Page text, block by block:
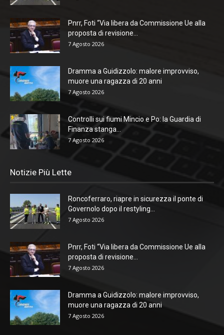
Pnrr, Foti “Via libera da Commissione Ue alla
proposta di revisione...
7 Agosto 2026
Dramma a Guidizzolo: malore improvviso,
muore una ragazza di 20 anni
7 Agosto 2026
Controlli sui fiumi Mincio e Po: la Guardia di
Finanza stanga...
7 Agosto 2026
Notizie Più Lette
Roncoferraro, riapre in sicurezza il ponte di
Governolo dopo il restyling...
7 Agosto 2026
Pnrr, Foti “Via libera da Commissione Ue alla
proposta di revisione...
7 Agosto 2026
Dramma a Guidizzolo: malore improvviso,
muore una ragazza di 20 anni
7 Agosto 2026